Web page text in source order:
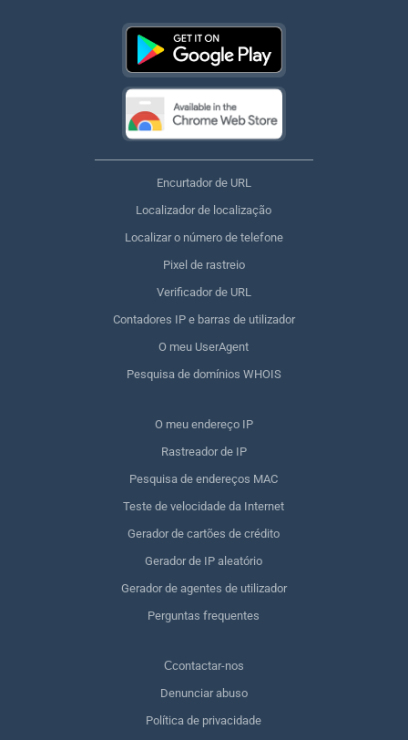
Encurtador de URL
Localizador de localização
Localizar o número de telefone
Pixel de rastreio
Verificador de URL
Contadores IP e barras de utilizador
O meu UserAgent
Pesquisa de domínios WHOIS
O meu endereço IP
Rastreador de IP
Pesquisa de endereços MAC
Teste de velocidade da Internet
Gerador de cartões de crédito
Gerador de IP aleatório
Gerador de agentes de utilizador
Perguntas frequentes
Сcontactar-nos
Denunciar abuso
Política de privacidade